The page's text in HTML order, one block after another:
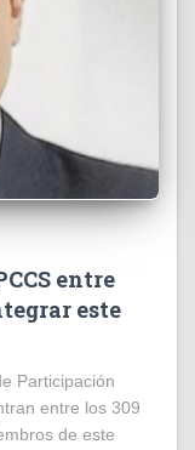
entre
este
Participación
entre los 309
de este